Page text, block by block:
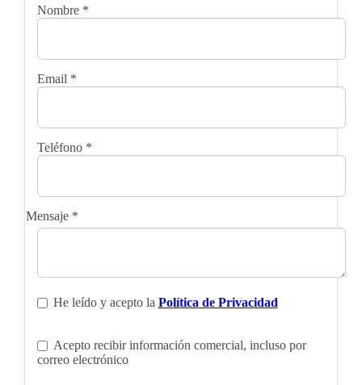
Nombre *
Email *
Teléfono *
Mensaje *
He leído y acepto la Política de Privacidad
Acepto recibir información comercial, incluso por
correo electrónico